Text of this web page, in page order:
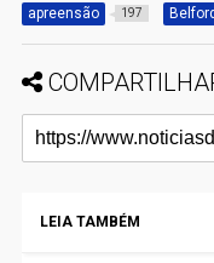
apreensão 197
LEIA TAMBÉM